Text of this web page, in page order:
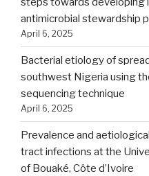
antimicrobial stewardship
April 6, 2025
Bacterial etiology of
southwest Nigeria using
sequencing technique
April 6, 2025
Prevalence and
tract infections at the
of Bouaké, Côte d’Ivoire